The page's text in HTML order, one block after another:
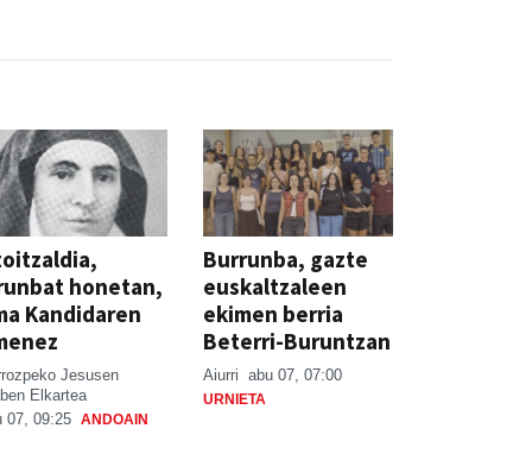
honetan,
Kandidaren
Jesusen
Elkartea
07, 09:25 ANDOAIN
Burrunba, gazte
euskaltzaleen
ekimen berria
Beterri-Buruntzan
Aiurri abu 07, 07:00
URNIETA